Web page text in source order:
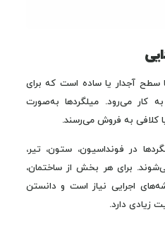
سطح آجدار یا ساده است که برای
کار می‌رود. میلگردها به‌صورت
در فونداسیون، ستون، تیر،
برای هر بخش از ساختمان،
اجرایی نیاز است و دانستن
زیادی دارد.